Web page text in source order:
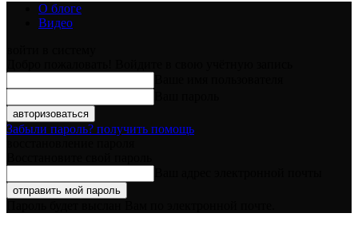
О блоге
Видео
Забыли пароль? получить помощь